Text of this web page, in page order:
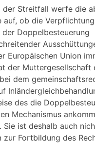
der Streitfall werfe die
auf, ob die
der Doppelbesteuerung
Europäischen Union
der Muttergesellschaft
dem
des die
Mechanismus
Sie ist deshalb auch
zur Fortbildung des